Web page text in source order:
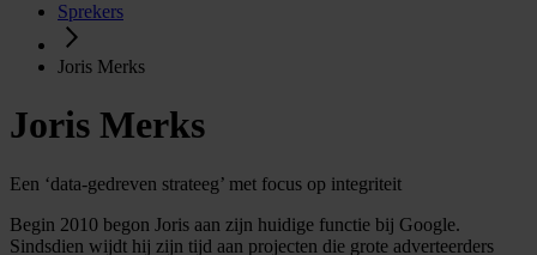
Sprekers
Joris Merks
Joris Merks
Een ‘data-gedreven strateeg’ met focus op integriteit
Begin 2010 begon Joris aan zijn huidige functie bij Google.
Sindsdien wijdt hij zijn tijd aan projecten die grote adverteerders